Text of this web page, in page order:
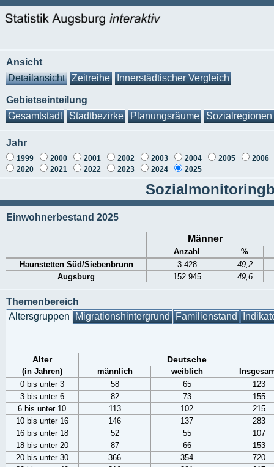
Ansicht
Detailansicht
Zeitreihe Innerstädtischer Vergleich
Gebietseinteilung
Gesamtstadt
Stadtbezirke Planungsräume Sozialregionen
Jahr
1999 2000 2001 2002 2003 2004 2005
2006
2020
2021 2022 2023 2024 2025
Einwohnerbestand 2025
Männer
Anzahl
%
Haunstetten Süd/Siebenbrunn
3.428
49,2
Augsburg
152.945 49,6
Themenbereich
Altersgruppen Migrationshintergrund Familienstand
Alter Deutsche
(in Jahren) männlich weiblich
0 bis unter 3
58 65
123
3 bis unter 6
82 73
155
6 bis unter 10
113 102
215
10 bis unter 16
146 137
283
16 bis unter 18
52 55
107
18 bis unter 20
87 66
153
20 bis unter 30
366 354
720